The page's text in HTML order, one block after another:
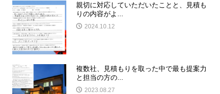
親切に対応していただいたことと、見積も
りの内容がよ...
2024.10.12
複数社、見積もりを取った中で最も提案力
と担当の方の...
2023.08.27